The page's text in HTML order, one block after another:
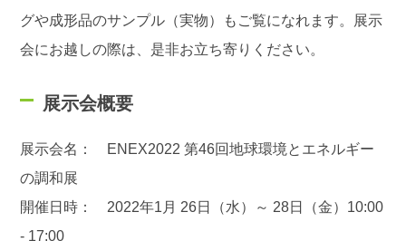
グや成形品のサンプル（実物）もご覧になれます。展示
会にお越しの際は、是非お立ち寄りください。
展示会概要
展示会名： ENEX2022 第46回地球環境とエネルギー
の調和展
開催日時： 2022年1月 26日（水）～ 28日（金）10:00
- 17:00